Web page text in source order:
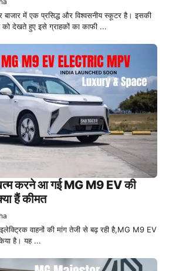
में एक प्रसिद्ध और विश्वसनीय स्कूटर है। इसकी
देखते हुए इसे ग्राहकों का काफी ...
करने आ गई MG M9 EV की
हैं कीमत
इलेक्ट्रिक वाहनों की मांग तेजी से बढ़ रही है,MG M9 EV
है। यह ...